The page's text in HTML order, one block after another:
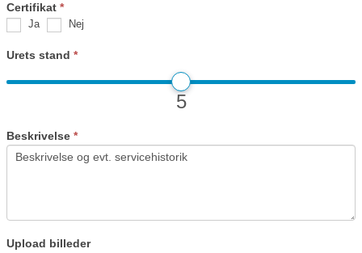
Certifikat *
Ja Nej
Urets stand *
5
Beskrivelse *
Upload billeder